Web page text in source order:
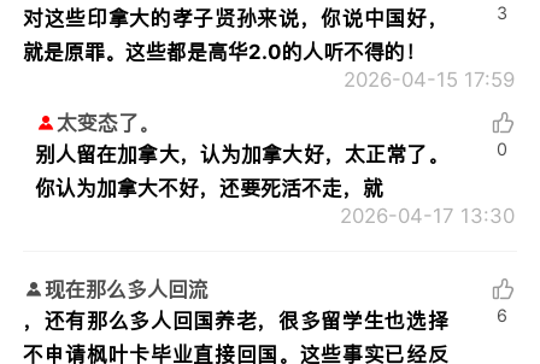
对这些印拿大的孝子贤孙来说，你说中国好，
就是原罪。这些都是高华2.0的人听不得的！
2026-04-15 17:59
3
太变态了。
别人留在加拿大，认为加拿大好，太正常了。
你认为加拿大不好，还要死活不走，就
2026-04-17 13:30
0
现在那么多人回流
，还有那么多人回国养老，很多留学生也选择
不申请枫叶卡毕业直接回国。这些事实已经反
6